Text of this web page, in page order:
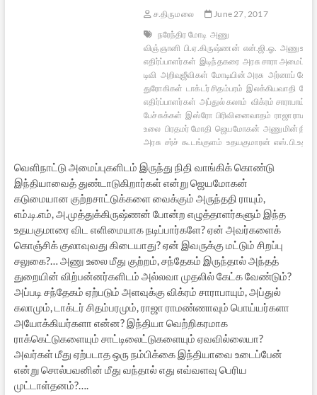
ச.திருமலை
June 27, 2017
நரேந்திர மோடி அணு
விஞ்ஞானி பி.ஏ.கிருஷ்ணன் என்.ஜி.ஓ. அணுஉலை
எதிர்ப்பாளர்கள் இடிந்தகரை அரசு சாரா
டிவி அறிவுஜீவிகள் மோடியின் அரசு அர்னாப்
துரோகிகள் டாக்டர் சிதம்பரம் இலக்கியவாதி
எதிர்ப்பாளர்கள் அப்துல் கலாம் விக்ரம் சாராபாய்
பேச்சுக்கள் இஸ்ரோ பிரிவினைவாதம் ராஜா
உலை பிரதமர் மோதி ஜெயமோகன் அணுமின்
அரசு சர்ச் கூடங்குளம் உதயகுமாரன்
வெளிநாட்டு அமைப்புகளிடம் இருந்து நிதி வாங்கிக் கொண்டு
இந்தியாவைத் துண்டாடுகிறார்கள் என்று ஜெயமோகன்
கடுமையான குற்றசாட்டுக்களை வைக்கும் அருந்ததி ராயும்,
எம்.டி.எம், அ.முத்துக்கிருஷ்ணன் போன்ற எழுத்தாளர்களும் இந்த
உதயகுமாரை விட எளிமையாக நடிப்பார்களே? ஏன் அவர்களைக்
கொஞ்சிக் குலாவுவது கிடையாது? ஏன் இவருக்கு மட்டும் சிறப்பு
சலுகை?… அணு உலை மீது குற்றம், சந்தேகம் இருந்தால் அந்தத்
துறையின் விற்பன்னர்களிடம் அல்லவா முதலில் கேட்க வேண்டும்?
அப்படி சந்தேகம் ஏற்படும் அளவுக்கு விக்ரம் சாராபாயும், அப்துல்
கலாமும், டாக்டர் சிதம்பரமும், ராஜா ராமண்ணாவும் பொய்யர்களா
அயோக்கியர்களா என்ன? இந்தியா வெற்றிகரமாக
ராக்கெட்டுகளையும் சாட்டிலைட்டுகளையும் ஏவவில்லையா?
அவர்கள் மீது ஏற்படாத ஒரு நம்பிக்கை இந்தியாவை உடைப்பேன்
என்று சொல்பவனின் மீது வந்தால் எது எவ்வளவு பெரிய
முட்டாள்தனம்?….